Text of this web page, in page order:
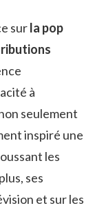
surla pop
à
seulement
inspiré une
les
ses
et sur les